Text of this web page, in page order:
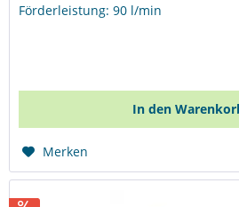
Förderleistung: 90 l/min
In den
Merken